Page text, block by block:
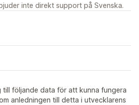
inte direkt support på Svenska.
följande data för att kunna fungera
anledningen till detta i utvecklarens